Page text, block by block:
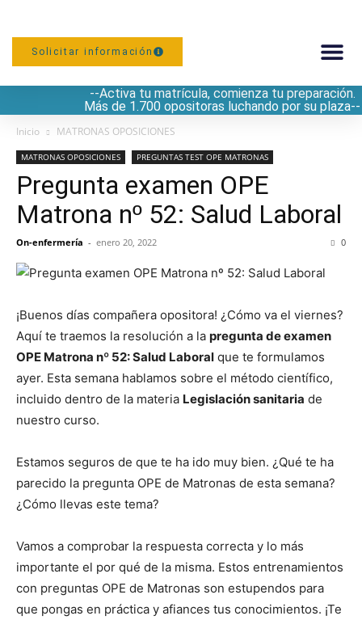
Solicitar información
--Activa tu matrícula, comienza tu preparación.
Más de 1.700 opositoras luchando por su plaza--
Inicio MATRONAS OPOSICIONES
MATRONAS OPOSICIONES PREGUNTAS TEST OPE MATRONAS
Pregunta examen OPE
Matrona nº 52: Salud Laboral
On-enfermería - enero 20, 2022 0
¡Buenos días compañera opositora! ¿Cómo va el viernes?
Aquí te traemos la resolución a la pregunta de examen
OPE Matrona nº 52: Salud Laboral que te formulamos
ayer. Esta semana hablamos sobre el método científico,
incluido dentro de la materia Legislación sanitaria de
nuestro curso.
Estamos seguros de que te ha ido muy bien. ¿Qué te ha
parecido la pregunta OPE de Matronas de esta semana?
¿Cómo llevas este tema?
Vamos a comprobar la respuesta correcta y lo más
importante el por qué de la misma. Estos entrenamientos
con preguntas OPE de Matronas son estupendos para
que pongas en práctica y afiances tus conocimientos. ¡Te